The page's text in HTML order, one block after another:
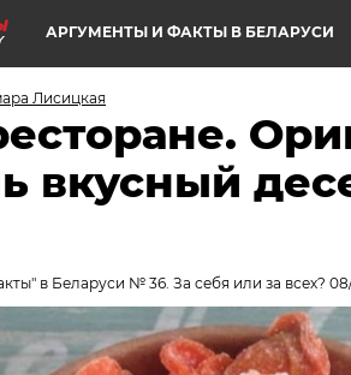
АРГУМЕНТЫ И ФАКТЫ В БЕЛАРУСИ
Лисицкая
вкусный
в Беларуси № 36. За себя или за всех?